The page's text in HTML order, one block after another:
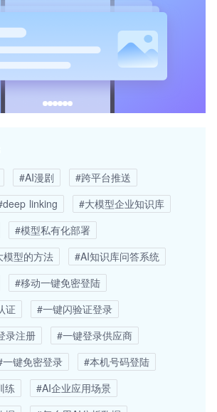
#AI漫剧
#跨平台推送
linking
#大模型企业知识库
#模型私有化部署
模型的方法
#AI知识库问答系统
#移动一键免密登陆
证
#一键闪验证登录
录注册
#一键登录供应商
一键免密登录
#本机号码登陆
练
#AI企业应用场景